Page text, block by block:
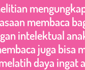
membaca
intelektual
juga bisa
daya ingat